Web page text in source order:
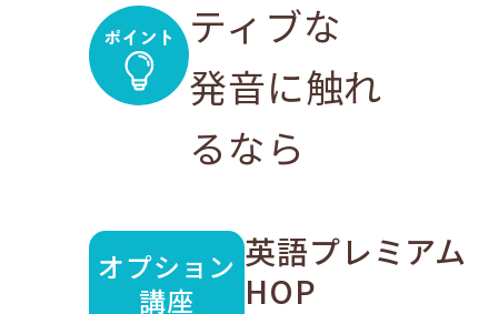
ティブな
発音に触れ
るなら
オプション
講座
英語プレミアム
HOP